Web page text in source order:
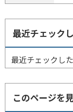
最近チェック
最近チェックし
このページを